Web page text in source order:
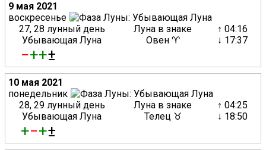
9 мая 2021
воскресенье
27, 28 лунный день
Убывающая Луна
Луна в знаке
Овен ♈
↑ 04:16
↓ 17:37
−++±
10 мая 2021
понедельник
28, 29 лунный день
Убывающая Луна
Луна в знаке
Телец ♉
↑ 04:25
↓ 18:50
+−+±